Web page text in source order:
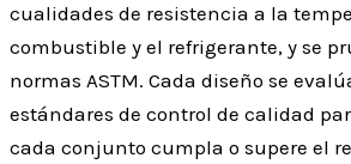
cualidades de resistencia a la
combustible y el refrigerante, y se
normas ASTM. Cada diseño se
estándares de control de calidad
cada conjunto cumpla o supere el